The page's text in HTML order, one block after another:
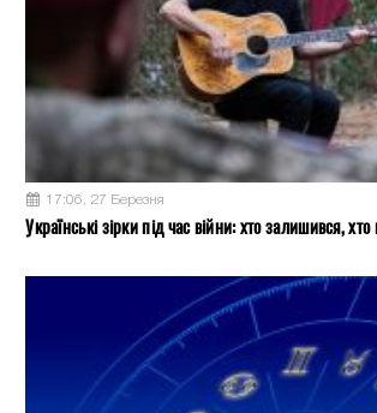
17:06, 27 Березня
Українські зірки під час війни: хто залишився, хто